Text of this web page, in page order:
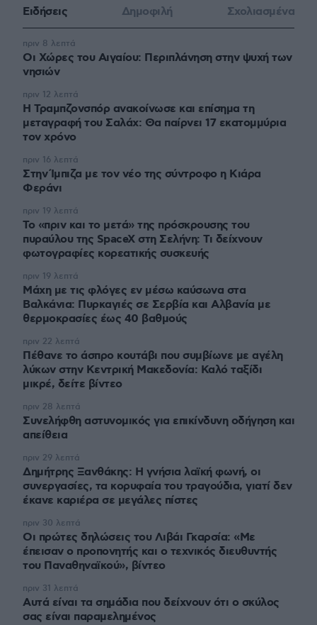
Ειδήσεις Δημοφιλή Σχολιασμένα
Οι Xώρες του Αιγαίου: Περιπλάνηση στην ψυχή των
νησιών
πριν 8 λεπτά
Η Τραμπζονσπόρ ανακοίνωσε και επίσημα τη
μεταγραφή του Σαλάχ: Θα παίρνει 17 εκατομμύρια
τον χρόνο
πριν 12 λεπτά
Στην Ίμπιζα με τον νέο της σύντροφο η Κιάρα
Φεράνι
πριν 16 λεπτά
Το «πριν και το μετά» της πρόσκρουσης του
πυραύλου της SpaceX στη Σελήνη: Τι δείχνουν
φωτογραφίες κορεατικής συσκευής
πριν 19 λεπτά
Μάχη με τις φλόγες εν μέσω καύσωνα στα
Βαλκάνια: Πυρκαγιές σε Σερβία και Αλβανία με
θερμοκρασίες έως 40 βαθμούς
πριν 19 λεπτά
Πέθανε το άσπρο κουτάβι που συμβίωνε με αγέλη
λύκων στην Κεντρική Μακεδονία: Καλό ταξίδι
μικρέ, δείτε βίντεο
πριν 22 λεπτά
Συνελήφθη αστυνομικός για επικίνδυνη οδήγηση και
απείθεια
πριν 28 λεπτά
Δημήτρης Ξανθάκης: Η γνήσια λαϊκή φωνή, οι
συνεργασίες, τα κορυφαία του τραγούδια, γιατί δεν
έκανε καριέρα σε μεγάλες πίστες
πριν 29 λεπτά
Οι πρώτες δηλώσεις του Λιβάι Γκαρσία: «Με
έπεισαν ο προπονητής και ο τεχνικός διευθυντής
του Παναθηναϊκού», βίντεο
πριν 30 λεπτά
Αυτά είναι τα σημάδια που δείχνουν ότι ο σκύλος
σας είναι παραμελημένος
πριν 31 λεπτά